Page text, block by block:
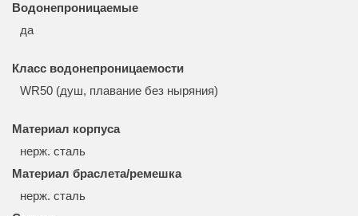
Водонепроницаемые
да
Класс водонепроницаемости
WR50 (душ, плавание без ныряния)
Материал корпуса
нерж. сталь
Материал браслета/ремешка
нерж. сталь